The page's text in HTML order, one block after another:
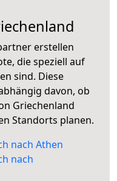
erstellen
die speziell auf
sind. Diese
davon, ob
Griechenland
Standorts planen.
nach Athen
nach